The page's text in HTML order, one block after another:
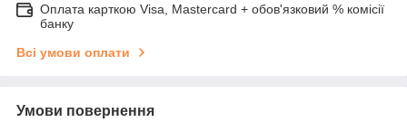
Оплата карткою Visa, Mastercard + обов'язковий % комісії
банку
Всі умови оплати
Умови повернення